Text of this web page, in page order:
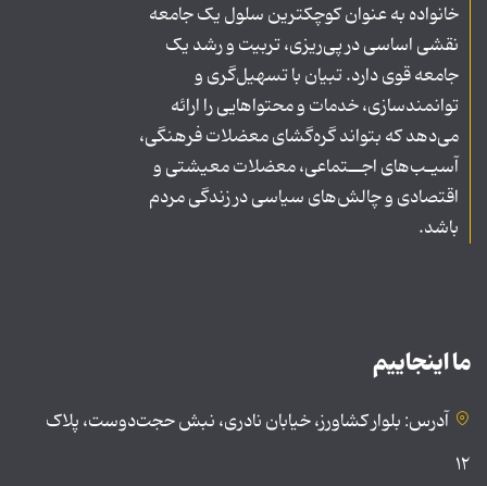
خانواده به عنوان کوچکترین سلول یک جامعه
نقشی اساسی در پی‌ریزی، تربیت و رشد یک
جامعه قوی دارد. تبیان با تسهیل‌گری و
توانمندسازی، خدمات و محتواهایی را ارائه
می‌دهد که بتواند گره‌گشای معضلات فرهنگی،
آسیـب‌های اجــتماعی، معضلات معیشتی و
اقتصادی و چالش‌های سیاسی در زندگی مردم
باشد.
ما اینجاییم
آدرس: بلوار کشاورز، خیابان نادری، نبش حجت‌دوست، پلاک
۱۲